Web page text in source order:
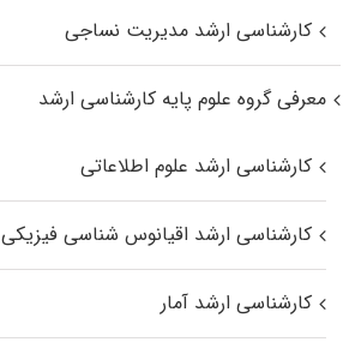
کارشناسی ارشد مدیریت نساجی
معرفی گروه علوم پایه کارشناسی ارشد
کارشناسی ارشد علوم اطلاعاتی
کارشناسی ارشد اقیانوس‌ شناسی فیزیکی
کارشناسی ارشد آمار